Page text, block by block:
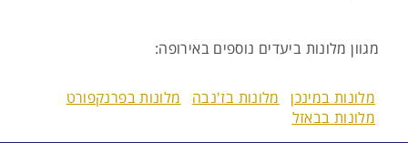
מגוון מלונות ביעדים נוספים באירופה:
מלונות במינכן מלונות בז'נבה
מלונות בפרנקפורט
מלונות בבאזל